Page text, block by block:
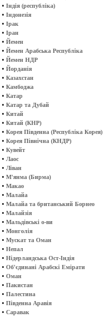
• Індія (республіка)
• Індонезія
• Ірак
• Іран
• Йемен
• Йемен Арабська Республіка
• Йемен НДР
• Йорданія
• Казахстан
• Камбоджа
• Катар
• Катар та Дубай
• Китай
• Китай (КНР)
• Корея Південна (Республіка Корея)
• Корея Північна (КНДР)
• Кувейт
• Лаос
• Ліван
• М'янма (Бирма)
• Макао
• Малайа
• Малайа та британський Борнео
• Малайзія
• Мальдівські о-ви
• Монголія
• Мускат та Оман
• Непал
• Нідерландська Ост-Індія
• Об'єдинані Арабскі Емірати
• Оман
• Пакистан
• Палестина
• Південна Аравія
• Саравак